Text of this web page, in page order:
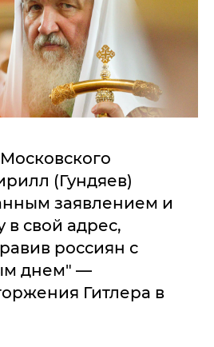
(Гундяев)
заявлением и
в свой адрес,
россиян с
днем" —
Гитлера в